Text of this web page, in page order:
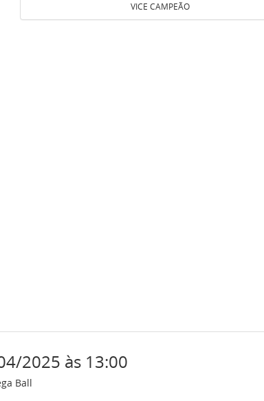
VICE CAMPEÃO
2025 às 13:00
Ball